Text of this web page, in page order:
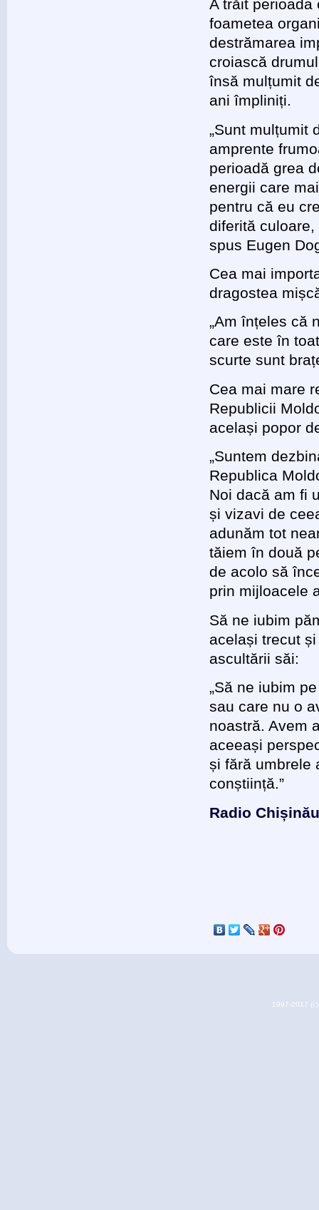
A trăit
foametea
destrămarea
croiască
însă mulțumit
ani împliniți.
„Sunt mulțumit
amprente
perioadă grea
energii care
pentru că eu
diferită
spus Eugen
Cea mai
dragostea
„Am înțeles că
care este în
scurte sunt
Cea mai mare
Republicii
același popor
„Suntem
Republica
Noi dacă am fi
și vizavi de
adunăm tot
tăiem în două
de acolo să
prin mijloacele
Să ne iubim
același trecut
ascultării săi:
„Să ne iubim
sau care nu o
noastră. Avem
aceeași
și fără umbrele
conștiință.”
Radio
1997-2017